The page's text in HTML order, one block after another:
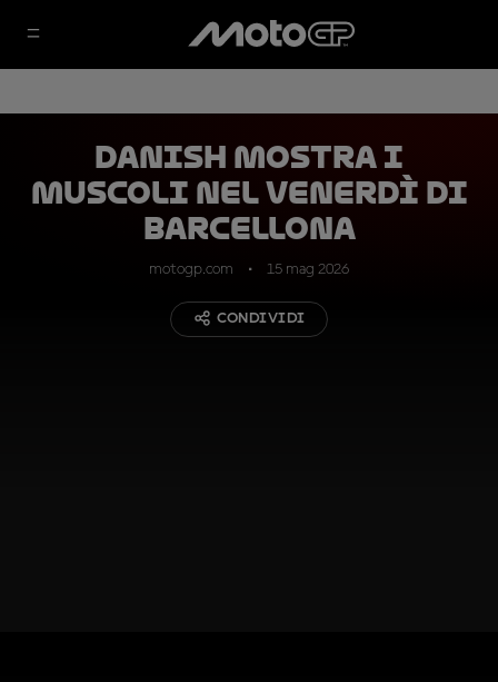
Danish mostra i
muscoli nel venerdì di
Barcellona
motogp.com 15 mag 2026
CONDIVIDI